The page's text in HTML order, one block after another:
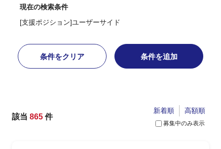
現在の検索条件
[支援ポジション]ユーザーサイド
条件をクリア 条件を追加
該当 865 件
募集中のみ表示
新着順 高額順